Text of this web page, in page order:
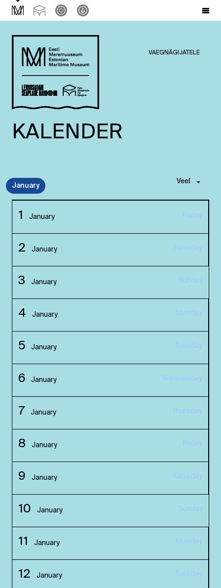
VAEGNÄGIJATELE
KALENDER
January
Veel
1 January Friday
2 January Saturday
3 January Sunday
4 January Monday
5 January Tuesday
6 January Wednesday
7 January Thursday
8 January Friday
9 January Saturday
10 January Sunday
11 January Monday
12 January Tuesday